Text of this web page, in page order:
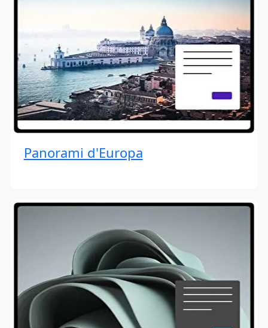
Panorami d'Europa